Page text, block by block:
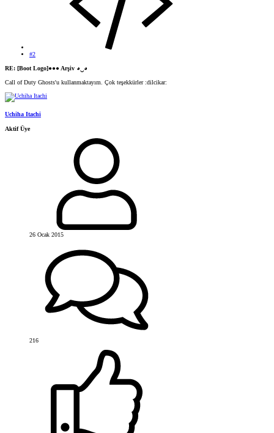
#2
RE: [Boot Logo]●●● Arşiv ◕‿◕
Call of Duty Ghosts'u kullanmaktayım. Çok teşekkürler :dilcikar:
Uchiha Itachi
Aktif Üye
26 Ocak 2015
216